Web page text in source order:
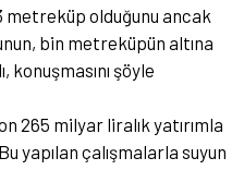
metreküp olduğunu ancak
bin metreküpün altına
konuşmasını şöyle
265 milyar liralık yatırımla
yapılan çalışmalarla suyun